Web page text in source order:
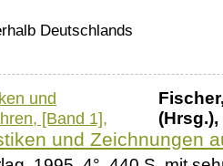
Deutschlands
(Hrsg.),
und Zeichnungen